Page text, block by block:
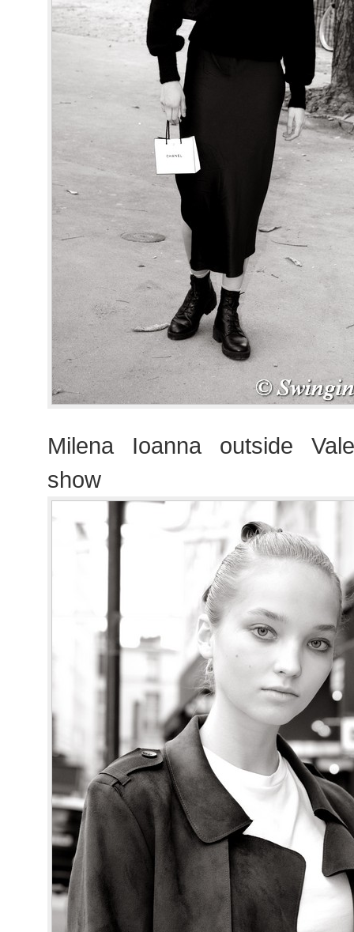
Milena Ioanna outside
show